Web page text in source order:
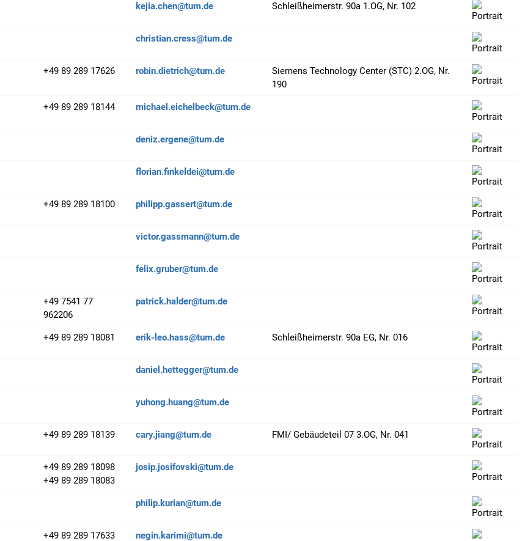
kejia.chen@tum.de Schleißheimerstr. 90a 1.OG, Nr. 102
christian.cress@tum.de
+49 89 289 17626 robin.dietrich@tum.de
Siemens Technology Center (STC) 2.OG, Nr.
190
+49 89 289 18144 michael.eichelbeck@tum.de
deniz.ergene@tum.de
florian.finkeldei@tum.de
+49 89 289 18100 philipp.gassert@tum.de
victor.gassmann@tum.de
felix.gruber@tum.de
+49 7541 77
962206
patrick.halder@tum.de
+49 89 289 18081 erik-leo.hass@tum.de Schleißheimerstr. 90a EG, Nr. 016
daniel.hettegger@tum.de
yuhong.huang@tum.de
+49 89 289 18139 cary.jiang@tum.de FMI/ Gebäudeteil 07 3.OG, Nr. 041
+49 89 289 18098
+49 89 289 18083
josip.josifovski@tum.de
philip.kurian@tum.de
+49 89 289 17633 negin.karimi@tum.de